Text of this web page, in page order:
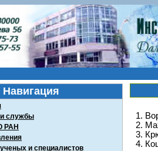
Навигация
службы
РАН
и специалистов
1.
2.
3.
4.